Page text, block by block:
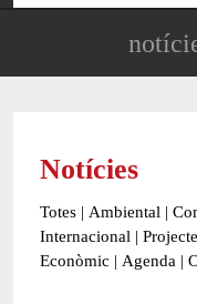
Notícies
Totes | Ambiental |
Internacional |
Econòmic | Agenda |